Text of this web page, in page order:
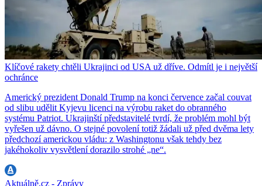
Klíčové rakety chtěli Ukrajinci od USA už dříve. Odmítl je i největší
ochránce
Americký prezident Donald Trump na konci července začal couvat
od slibu udělit Kyjevu licenci na výrobu raket do obranného
systému Patriot. Ukrajinští představitelé tvrdí, že problém mohl být
vyřešen už dávno. O stejné povolení totiž žádali už před dvěma lety
předchozí americkou vládu: z Washingtonu však tehdy bez
jakéhokoliv vysvětlení dorazilo strohé „ne“.
Aktuálně.cz - Zprávy